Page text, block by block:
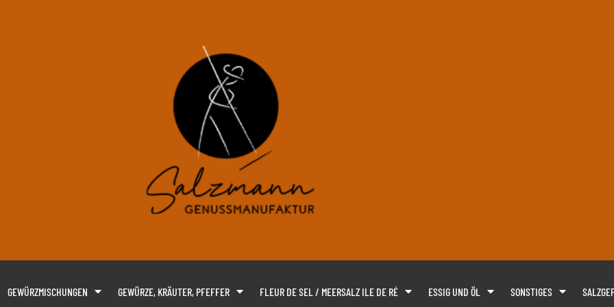
GEWÜRZMISCHUNGEN GEWÜRZE, KRÄUTER, PFEFFER FLEUR DE SEL / MEERSALZ ILE DE RÉ ESSIG UND ÖL SONSTIGES